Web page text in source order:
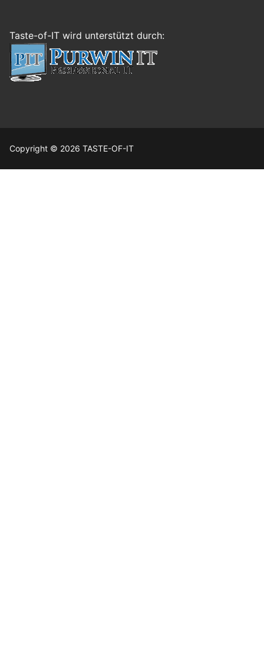
Taste-of-IT wird unterstützt durch:
Copyright © 2026 TASTE-OF-IT